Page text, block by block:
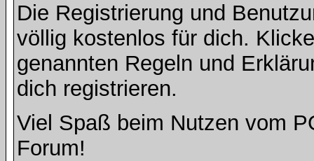
Die Registrierung und
völlig kostenlos für dich.
genannten Regeln und
dich registrieren.
Viel Spaß beim Nutzen vom
Forum!